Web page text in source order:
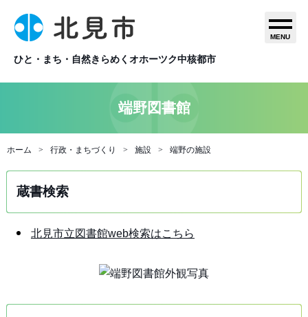
ひと・まち・自然きらめくオホーツク中核都市
MENU
端野図書館
ホーム 行政・まちづくり 施設 端野の施設
蔵書検索
北見市立図書館web検索はこちら